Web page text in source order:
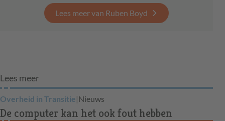
Lees meer van Ruben Boyd
Lees meer
Overheid in Transitie|Nieuws
De computer kan het ook fout hebben